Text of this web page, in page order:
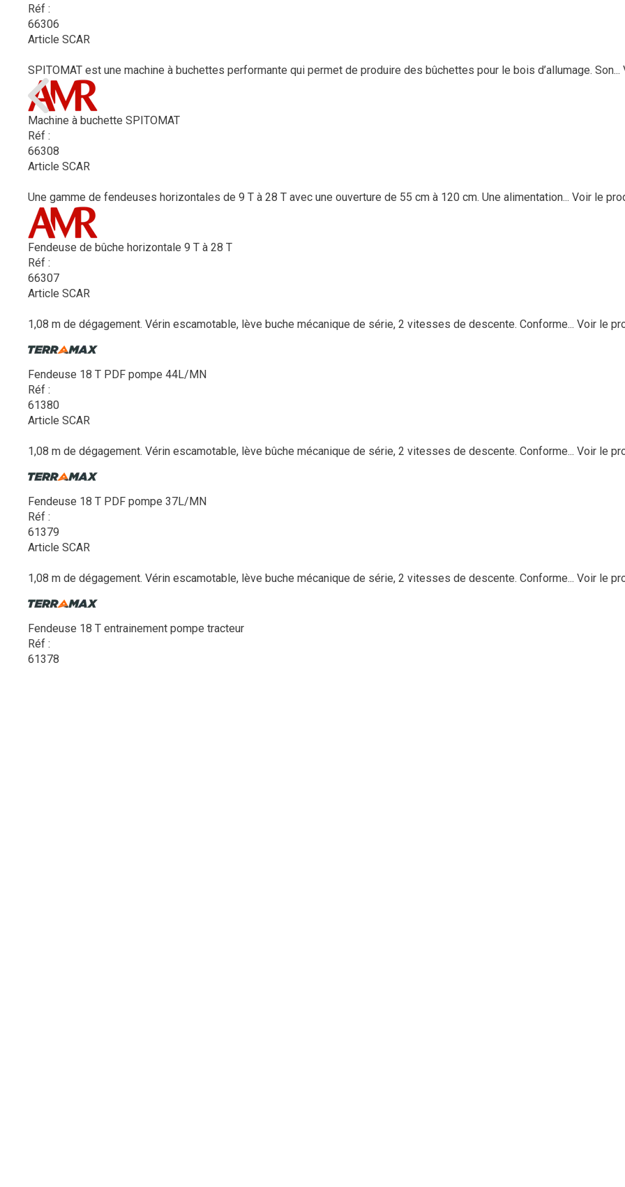
Réf :
66306
Article SCAR
SPITOMAT est une machine à buchettes performante qui permet de produire des bûchettes pour le bois d’allumage. Son...
Machine à buchette SPITOMAT
Réf :
66308
Article SCAR
Une gamme de fendeuses horizontales de 9 T à 28 T avec une ouverture de 55 cm à 120 cm. Une alimentation... Voir le
Fendeuse de bûche horizontale 9 T à 28 T
Réf :
66307
Article SCAR
1,08 m de dégagement. Vérin escamotable, lève buche mécanique de série, 2 vitesses de descente. Conforme... Voir le
Fendeuse 18 T PDF pompe 44L/MN
Réf :
61380
Article SCAR
1,08 m de dégagement. Vérin escamotable, lève bûche mécanique de série, 2 vitesses de descente. Conforme... Voir le
Fendeuse 18 T PDF pompe 37L/MN
Réf :
61379
Article SCAR
1,08 m de dégagement. Vérin escamotable, lève buche mécanique de série, 2 vitesses de descente. Conforme... Voir le
Fendeuse 18 T entrainement pompe tracteur
Réf :
61378